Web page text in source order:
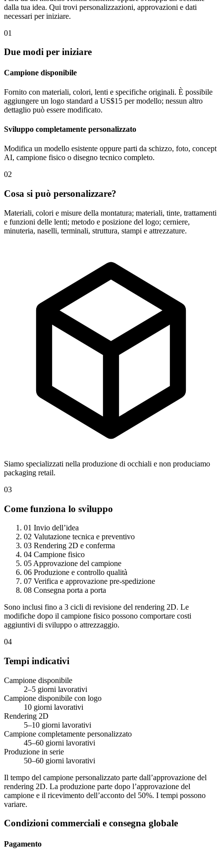
dalla tua idea. Qui trovi personalizzazioni, approvazioni e dati
necessari per iniziare.
01
Due modi per iniziare
Campione disponibile
Fornito con materiali, colori, lenti e specifiche originali. È possibile
aggiungere un logo standard a US$15 per modello; nessun altro
dettaglio può essere modificato.
Sviluppo completamente personalizzato
Modifica un modello esistente oppure parti da schizzo, foto, concept
AI, campione fisico o disegno tecnico completo.
02
Cosa si può personalizzare?
Materiali, colori e misure della montatura; materiali, tinte, trattamenti
e funzioni delle lenti; metodo e posizione del logo; cerniere,
minuteria, naselli, terminali, struttura, stampi e attrezzature.
Siamo specializzati nella produzione di occhiali e non produciamo
packaging retail.
03
Come funziona lo sviluppo
01 Invio dell’idea
02 Valutazione tecnica e preventivo
03 Rendering 2D e conferma
04 Campione fisico
05 Approvazione del campione
06 Produzione e controllo qualità
07 Verifica e approvazione pre-spedizione
08 Consegna porta a porta
Sono inclusi fino a 3 cicli di revisione del rendering 2D. Le
modifiche dopo il campione fisico possono comportare costi
aggiuntivi di sviluppo o attrezzaggio.
04
Tempi indicativi
Campione disponibile
2–5 giorni lavorativi
Campione disponibile con logo
10 giorni lavorativi
Rendering 2D
5–10 giorni lavorativi
Campione completamente personalizzato
45–60 giorni lavorativi
Produzione in serie
50–60 giorni lavorativi
Il tempo del campione personalizzato parte dall’approvazione del
rendering 2D. La produzione parte dopo l’approvazione del
campione e il ricevimento dell’acconto del 50%. I tempi possono
variare.
Condizioni commerciali e consegna globale
Pagamento